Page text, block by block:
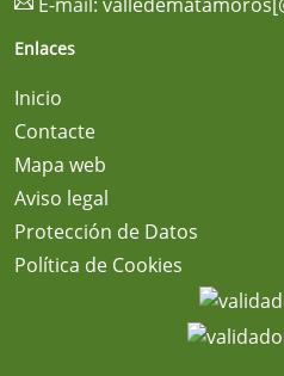
Enlaces
Inicio
Contacte
Mapa web
Aviso legal
Protección de Datos
Política de Cookies